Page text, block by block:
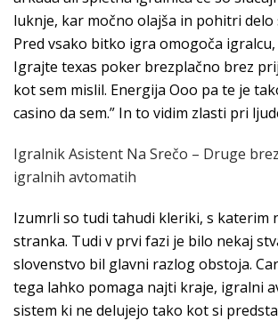
luknje, kar močno olajša in pohitri delo
Pred vsako bitko igra omogoča
Igrajte texas poker brezplačno brez
kot sem mislil. Energija Ooo pa te je
casino da sem.” In to vidim zlasti pri
Igralnik Asistent Na Srečo – Druge
igralnih avtomatih
Izumrli so tudi tahudi kleriki, s katerim
stranka. Tudi v prvi fazi je bilo nekaj
slovenstvo bil glavni razlog obstoja.
tega lahko pomaga najti kraje, igralni
sistem ki ne delujejo tako kot si